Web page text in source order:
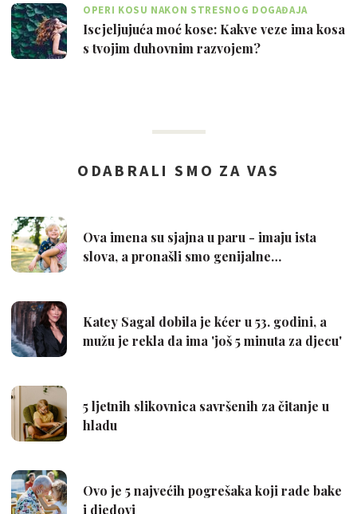
OPERI KOSU NAKON STRESNOG DOGAĐAJA
Iscjeljujuća moć kose: Kakve veze ima kosa
s tvojim duhovnim razvojem?